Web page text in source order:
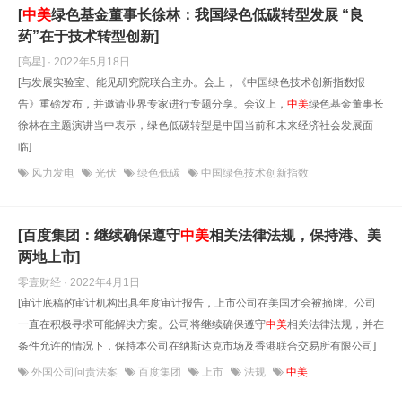
[中美绿色基金董事长徐林：我国绿色低碳转型发展 “良
药”在于技术转型创新]
[高星] · 2022年5月18日
[与发展实验室、能见研究院联合主办。会上，《中国绿色技术创新指数报
告》重磅发布，并邀请业界专家进行专题分享。会议上， 中美绿色基金董事长
徐林在主题演讲当中表示，绿色低碳转型是中国当前和未来经济社会发展面
临]
风力发电 光伏 绿色低碳 中国绿色技术创新指数
[百度集团：继续确保遵守中美相关法律法规，保持港、美
两地上市]
零壹财经 · 2022年4月1日
[审计底稿的审计机构出具年度审计报告，上市公司在美国才会被摘牌。公司
一直在积极寻求可能解决方案。公司将继续确保遵守中美相关法律法规，并在
条件允许的情况下，保持本公司在纳斯达克市场及香港联合交易所有限公司]
外国公司问责法案 百度集团 上市 法规 中美